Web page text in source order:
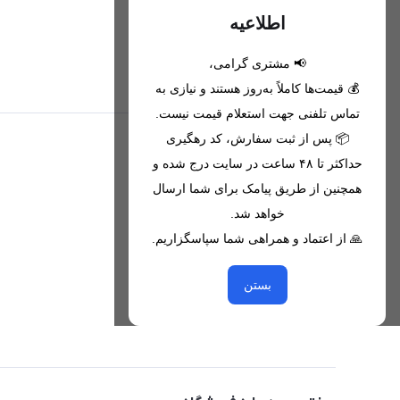
اطلاعیه
📢 مشتری گرامی،
💰 قیمت‌ها کاملاً به‌روز هستند و نیازی به
تماس تلفنی جهت استعلام قیمت نیست.
📦 پس از ثبت سفارش، کد رهگیری
حداکثر تا ۴۸ ساعت در سایت درج شده و
همچنین از طریق پیامک برای شما ارسال
خواهد شد.
🙏 از اعتماد و همراهی شما سپاسگزاریم.
بستن
تحویل اکسپرس(با هماهنگی)
اطلاعات تماس
09221680256 - 09373782289
nikanmobstore@gmail.com